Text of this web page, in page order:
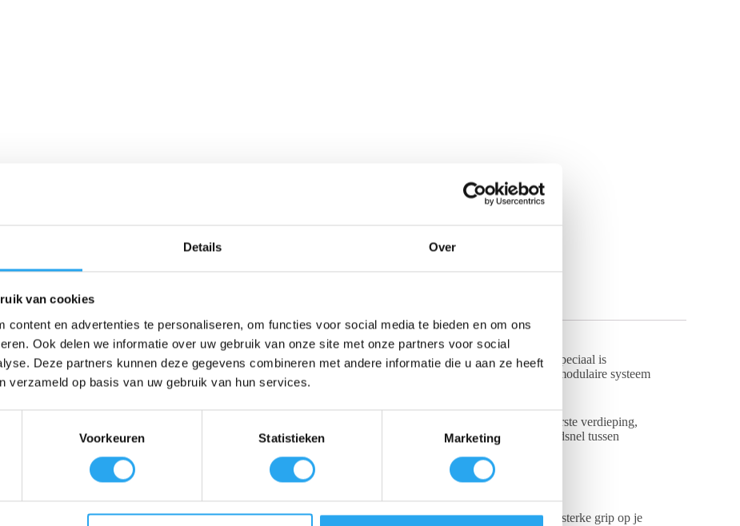
Details Over
van cookies
content en advertenties te personaliseren, om functies voor social media te bieden en om ons
Ook delen we informatie over uw gebruik van onze site met onze partners voor social
Deze partners kunnen deze gegevens combineren met andere informatie die u aan ze heeft
verzameld op basis van uw gebruik van hun services.
Voorkeuren Statistieken Marketing
op de traditionele manier? HetREACH-iT TRAD Pole Pack 8FTis een professioneel totaalpakket dat speciaal is
te tillen. Geen gedoe meer met los rondslingerende spullen of stelen die tegen de muur wegglijden; met dit modulaire systeem
op je heup.
(ca. 2,5 meter uitgeschoven). Hiermee was je moeiteloos ramen op de eerste verdieping,
op hoeft. Dankzij het innovatieve
MEGA-CLIP riemsysteem
en de veelzijdige adapters schakel je razendsnel tussen
perfect uitgebalanceerde telescopische steel met een rechte universele conus (zonder borgpin) voor een oersterke grip op je